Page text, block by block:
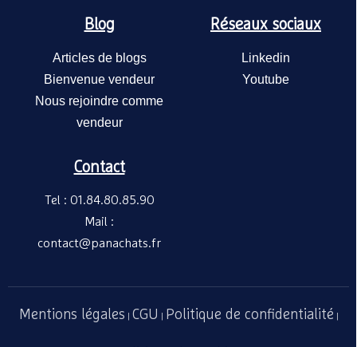
Blog
Articles de blogs
Bienvenue vendeur
Nous rejoindre comme
vendeur
Réseaux sociaux
Linkedin
Youtube
Contact
Tel : 01.84.80.85.90
Mail :
contact@panachats.fr
Mentions légales CGU Politique de confidentialité